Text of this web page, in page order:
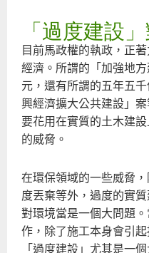
「過度建設
目前馬政權的執政，正
經濟。所謂的「加強地
元，還有所謂的五年五
興經濟擴大公共建設」
要花用在實質的土木建
的威脅。
在環保領域的一些威脅
度丟棄等外，過度的實
對環境當是一個大問題
作，除了施工本身會引
「過度建設」尤其是一